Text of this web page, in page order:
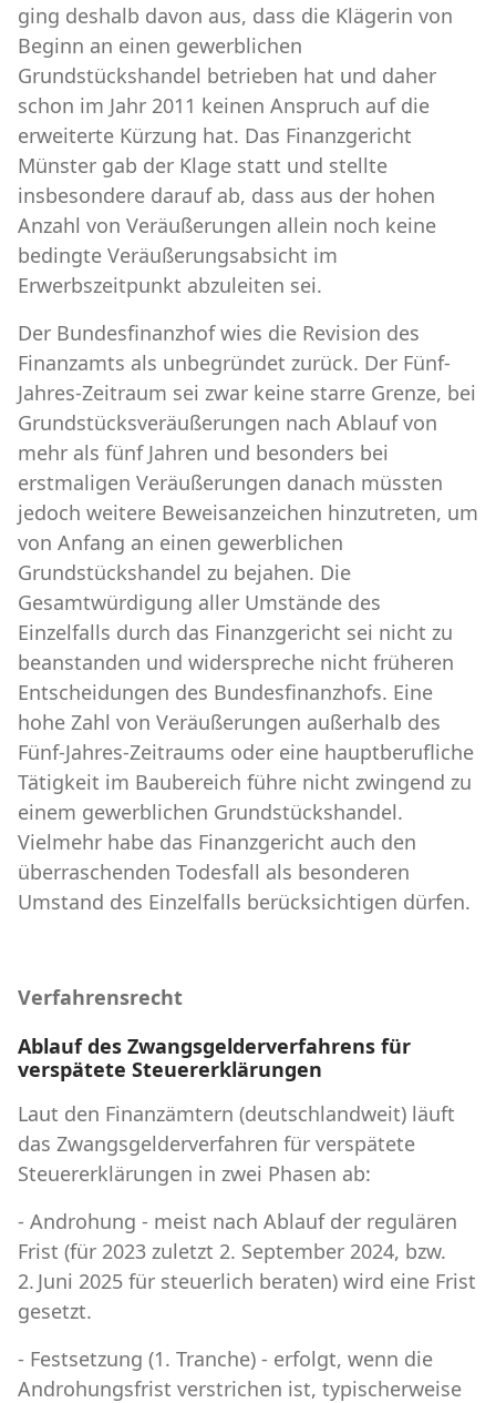
ging deshalb davon aus, dass die Klägerin von
Beginn an einen gewerblichen
Grundstückshandel betrieben hat und daher
schon im Jahr 2011 keinen Anspruch auf die
erweiterte Kürzung hat. Das Finanzgericht
Münster gab der Klage statt und stellte
insbesondere darauf ab, dass aus der hohen
Anzahl von Veräußerungen allein noch keine
bedingte Veräußerungsabsicht im
Erwerbszeitpunkt abzuleiten sei.
Der Bundesfinanzhof wies die Revision des
Finanzamts als unbegründet zurück. Der Fünf-
Jahres-Zeitraum sei zwar keine starre Grenze, bei
Grundstücksveräußerungen nach Ablauf von
mehr als fünf Jahren und besonders bei
erstmaligen Veräußerungen danach müssten
jedoch weitere Beweisanzeichen hinzutreten, um
von Anfang an einen gewerblichen
Grundstückshandel zu bejahen. Die
Gesamtwürdigung aller Umstände des
Einzelfalls durch das Finanzgericht sei nicht zu
beanstanden und widerspreche nicht früheren
Entscheidungen des Bundesfinanzhofs. Eine
hohe Zahl von Veräußerungen außerhalb des
Fünf-Jahres-Zeitraums oder eine hauptberufliche
Tätigkeit im Baubereich führe nicht zwingend zu
einem gewerblichen Grundstückshandel.
Vielmehr habe das Finanzgericht auch den
überraschenden Todesfall als besonderen
Umstand des Einzelfalls berücksichtigen dürfen.
Verfahrensrecht
Ablauf des Zwangsgelderverfahrens für
verspätete Steuererklärungen
Laut den Finanzämtern (deutschlandweit) läuft
das Zwangsgelderverfahren für verspätete
Steuererklärungen in zwei Phasen ab:
- Androhung - meist nach Ablauf der regulären
Frist (für 2023 zuletzt 2. September 2024, bzw.
2. Juni 2025 für steuerlich beraten) wird eine Frist
gesetzt.
- Festsetzung (1. Tranche) - erfolgt, wenn die
Androhungsfrist verstrichen ist, typischerweise